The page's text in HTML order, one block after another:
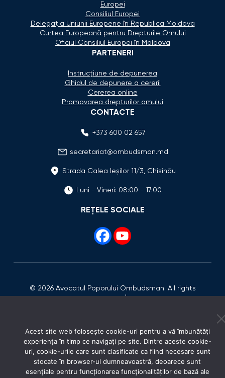
Europei
Consiliul Europei
Delegaţia Uniunii Europene în Republica Moldova
Curtea Europeană pentru Drepturile Omului
Oficiul Consiliul Europei în Moldova
PARTENERI
Instrucțiune de depunerea
Ghidul de depunere a cererii
Cererea online
Promovarea drepturilor omului
CONTACTE
+373 600 02 657
secretariat@ombudsman.md
Strada Calea Ieşilor 11/3, Chişinău
Luni - Vineri: 08:00 - 17:00
REȚELE SOCIALE
© 2026 Avocatul Poporului Ombudsman. All rights
reserved.
Acest site web folosește cookie-uri pentru a vă îmbunătăți
experiența în timp ce navigați pe site. Dintre aceste cookie-
uri, cookie-urile care sunt clasificate ca fiind necesare sunt
stocate în browser-ul dumneavoastră, deoarece sunt
esențiale pentru funcționarea funcționalităților de bază ale